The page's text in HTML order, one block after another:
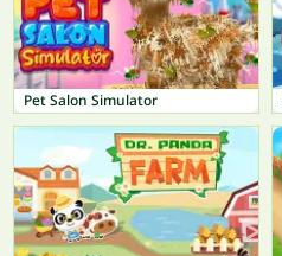
Pet Salon Simulator